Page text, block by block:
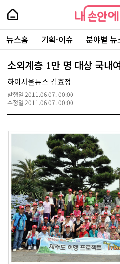
본
로
가
내
손
안
에
서
울
-
서
울
시
대
표
소
포
털
내
손
에
울
주
요
서
뉴스홈 기획·이슈 분야별 뉴
소외계층 1만 명 대상 국내
하이서울뉴스 김효정
발행일 2011.06.07. 00:00
수정일 2011.06.07. 00:00
페
상
단
로